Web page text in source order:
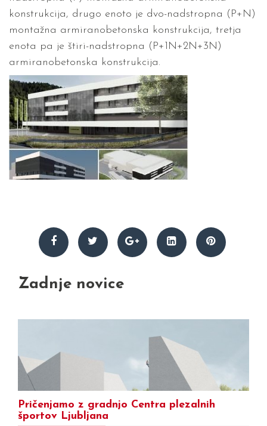
konstrukcija, drugo enoto je dvo-nadstropna (P+N)
montažna armiranobetonska konstrukcija, tretja
enota pa je štiri-nadstropna (P+1N+2N+3N)
armiranobetonska konstrukcija.
Zadnje novice
Pričenjamo z gradnjo Centra plezalnih
športov Ljubljana